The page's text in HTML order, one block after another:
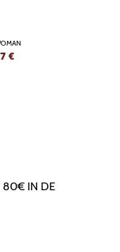
€
80€ IN DE